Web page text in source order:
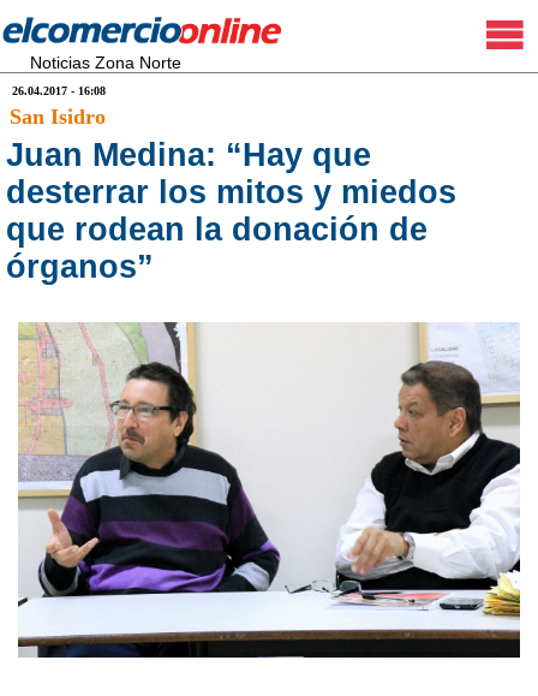
Noticias Zona Norte
26.04.2017 - 16:08
San Isidro
Juan Medina: “Hay que
desterrar los mitos y miedos
que rodean la donación de
órganos”